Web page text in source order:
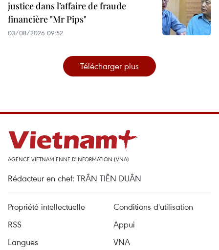
justice dans l’affaire de fraude
financière "Mr Pips"
03/08/2026 09:52
Télécharger plus
AGENCE VIETNAMIENNE D'INFORMATION (VNA)
Rédacteur en chef: TRÂN TIÊN DUÂN
Propriété intellectuelle
Conditions d'utilisation
RSS
Appui
Langues
VNA